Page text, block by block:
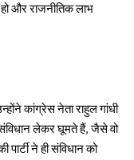
और राजनीतिक लाभ
कांग्रेस नेता राहुल गांधी
लेकर घूमते हैं, जैसे वो
ने ही संविधान को